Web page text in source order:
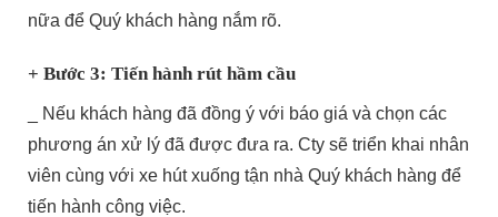
nữa để Quý khách hàng nắm rõ.
+ Bước 3: Tiến hành rút hầm cầu
_ Nếu khách hàng đã đồng ý với báo giá và chọn các
phương án xử lý đã được đưa ra. Cty sẽ triển khai nhân
viên cùng với xe hút xuống tận nhà Quý khách hàng để
tiến hành công việc.